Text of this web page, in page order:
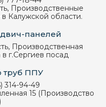
Производственные
Калужской области.
панелей
Производственная
г.Сергиев посад
труб ППУ
314-94-49
15 (Производство